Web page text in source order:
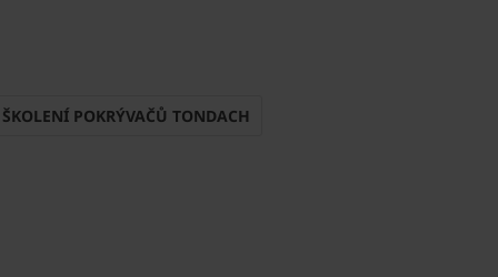
ŠKOLENÍ POKRÝVAČŮ TONDACH